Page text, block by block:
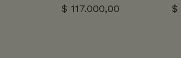
$ 117.000,00 $